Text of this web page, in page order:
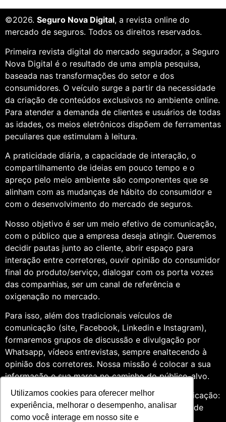
Utilizamos cookies para oferecer melhor
experiência, melhorar o desempenho, analisar
como você interage em nosso site e
©2026. Seguro Nova Digital, a revista online do
mercado de seguros. Todos os direitos reservados.
Primeira revista digital do mercado segurador, a Seguro
Nova Digital é o resultado de uma ampla pesquisa,
baseada nas transformações do setor e dos
consumidores. O veículo surge a partir da necessidade
da criação de conteúdos exclusivos no ambiente online.
Para atender a demanda de clientes e usuários de todas
as idades, os meios eletrônicos dispõem de ferramentas
peculiares que estimulam à leitura.
A praticidade diária, a capacidade de interação, o
compartilhamento de ideias em pouco tempo e o
apreço pelo meio ambiente são componentes que se
alinham com as mudanças de hábito do consumidor e
com o desenvolvimento do mercado de seguros.
Nosso objetivo é ser um meio efetivo de comunicação,
com o público que a empresa deseja atingir. Queremos
decidir pautas junto ao cliente, abrir espaço para
interação entre corretores, ouvir opinião do consumidor
final do produto/serviço, dialogar com os porta vozes
das companhias, ser um canal de referência e
oxigenação no mercado.
Para isso, além dos tradicionais veículos de
comunicação (site, Facebook, Linkedin e Instagram),
formaremos grupos de discussão e divulgação por
Whatsapp, vídeos entrevistas, sempre enaltecendo à
opinião dos corretores. Nossa missão é colocar a sua
informação e sua marca no caminho do público-alvo.
Somos profissionais formados na área de comunicação:
Jornalismo e Relações Públicas. Assim, por meio de
uma análise de quatro anos do setor de seguros,